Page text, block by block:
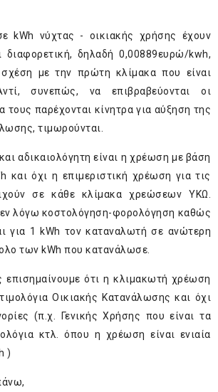
kWh νύχτας - οικιακής χρήσης έχουν
διαφορετική, δηλαδή 0,00889ευρώ/kwh,
με την πρώτη κλίμακα που είναι
συνεπώς, να επιβραβεύονται οι
τους παρέχονται κίνητρα για αύξηση της
τιμωρούνται.
αδικαιολόγητη είναι η χρέωση με βάση
και όχι η επιμεριστική χρέωση για τις
σε κάθε κλίμακα χρεώσεων ΥΚΩ.
εν λόγω κοστολόγηση-φορολόγηση καθώς
για 1 kWh τον καταναλωτή σε ανώτερη
των kWh που κατανάλωσε.
επισημαίνουμε ότι η κλιμακωτή χρέωση
Οικιακής Κατανάλωσης και όχι
(π.χ. Γενικής Χρήσης που είναι τα
κτλ. όπου η χρέωση είναι ενιαία
)